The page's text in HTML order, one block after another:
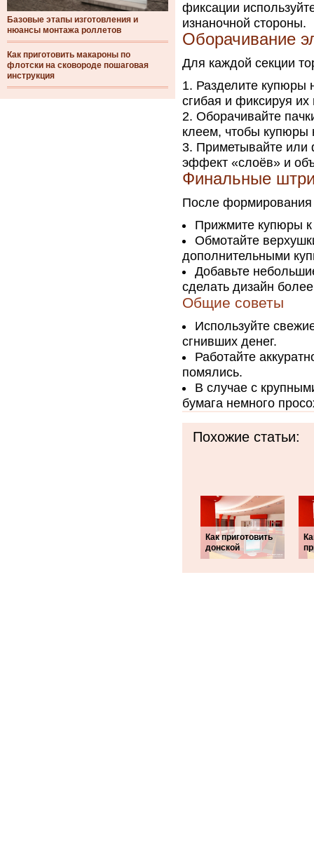
Базовые этапы изготовления и
нюансы монтажа роллетов
Как приготовить макароны по
флотски на сковороде пошаговая
инструкция
фиксации
изнаночной стороны.
Оборачивание
Для каждой секции
Разделите купюры
сгибая и фиксируя
Оборачивайте
клеем, чтобы купюры
Приметывайте или
эффект «слоёв» и
Финальные
После формирования
Прижмите купюры к
Обмотайте
дополнительными
Добавьте
сделать дизайн
Общие советы
Используйте
сгнивших денег.
Работайте
помялись.
В случае с
бумага немного
Похожие статьи:
Как приготовить
донской